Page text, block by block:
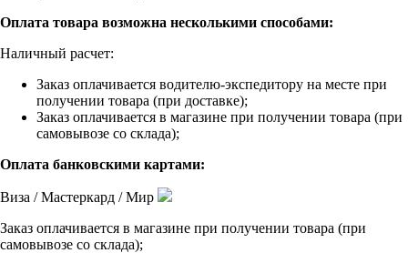
Оплата товара возможна несколькими способами:
Наличный расчет:
Заказ оплачивается водителю-экспедитору на месте при
получении товара (при доставке);
Заказ оплачивается в магазине при получении товара (при
самовывозе со склада);
Оплата банковскими картами:
Виза / Мастеркард / Мир
Заказ оплачивается в магазине при получении товара (при
самовывозе со склада);